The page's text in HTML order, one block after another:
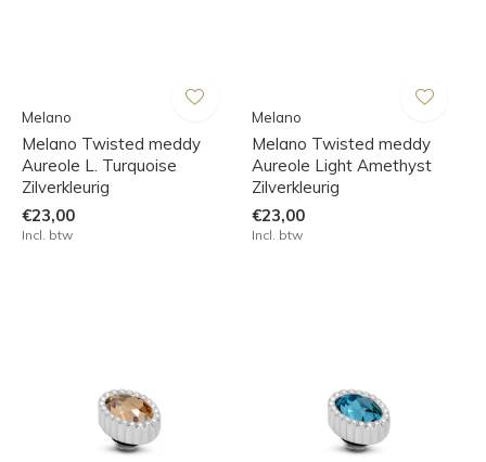
Melano
Melano Twisted meddy
Aureole L. Turquoise
Zilverkleurig
€23,00
Incl. btw
Melano
Melano Twisted meddy
Aureole Light Amethyst
Zilverkleurig
€23,00
Incl. btw